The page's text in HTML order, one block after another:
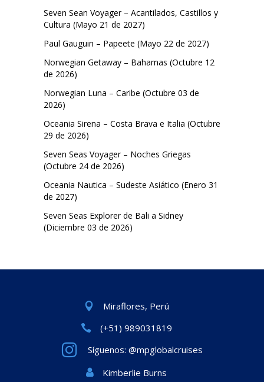
Seven Sean Voyager – Acantilados, Castillos y
Cultura (Mayo 21 de 2027)
Paul Gauguin – Papeete (Mayo 22 de 2027)
Norwegian Getaway – Bahamas (Octubre 12
de 2026)
Norwegian Luna – Caribe (Octubre 03 de
2026)
Oceania Sirena – Costa Brava e Italia (Octubre
29 de 2026)
Seven Seas Voyager – Noches Griegas
(Octubre 24 de 2026)
Oceania Nautica – Sudeste Asiático (Enero 31
de 2027)
Seven Seas Explorer de Bali a Sidney
(Diciembre 03 de 2026)
Miraflores, Perú
(+51) 989031819
Síguenos: @mpglobalcruises
Kimberlie Burns